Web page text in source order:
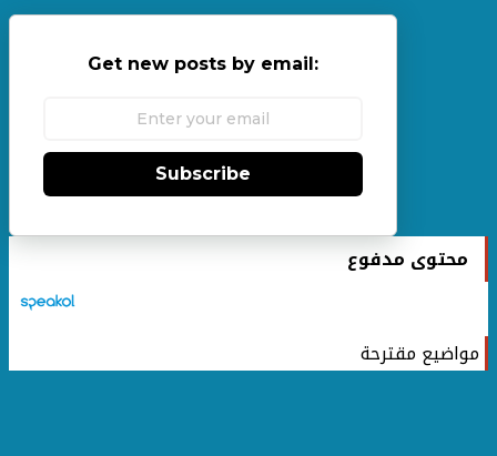
Get new posts by email:
Subscribe
محتوى مدفوع
مواضيع مقترحة